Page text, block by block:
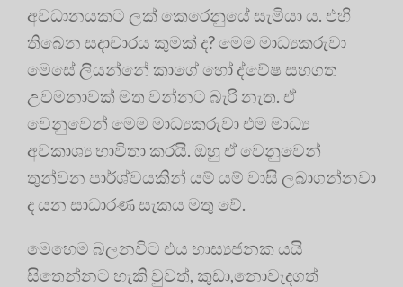
අවධානයකට ලක් කෙරෙනුයේ සැමියා ය. එහි
තිබෙන සදාචාරය කුමක් ද? මෙම මාධ්‍යකරුවා
මෙසේ ලියන්නේ කාගේ හෝ ද්වේෂ සහගත
උවමනාවක් මත වන්නට බැරි නැත. ඒ
වෙනුවෙන් මෙම මාධ්‍යකරුවා එම මාධ්‍ය
අවකාශ්‍ය භාවිතා කරයි. ඔහු ඒ වෙනුවෙන්
තුන්වන පාර්ශ්වයකින් යම් යම් වාසි ලබාගන්නවා
ද යන සාධාරණ සැකය මතු වේ.
මෙහෙම බලනවිට එය හාස්‍යජනක යයි
සිතෙන්නට හැකි වුවත්, කුඩා,නොවැදගත්